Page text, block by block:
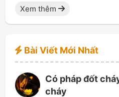
Xem thêm
Bài Viết Mới Nhất
Có pháp đốt
cháy